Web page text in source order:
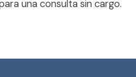
una consulta sin cargo.